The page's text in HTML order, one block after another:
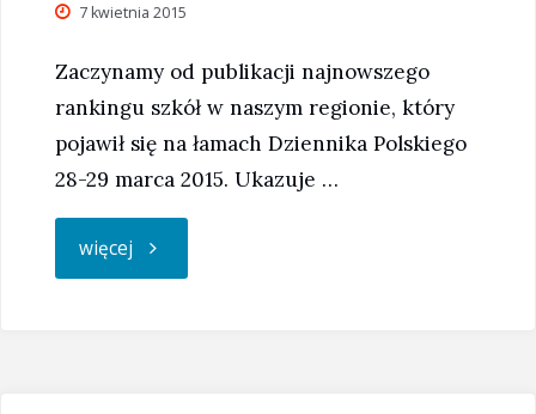
7 kwietnia 2015
Zaczynamy od publikacji najnowszego
rankingu szkół w naszym regionie, który
pojawił się na łamach Dziennika Polskiego
28-29 marca 2015. Ukazuje …
więcej "Ranking